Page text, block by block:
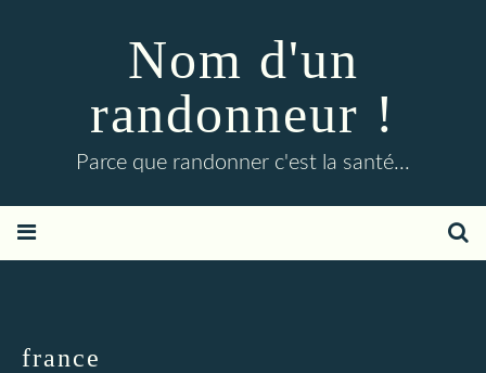
Nom d'un
randonneur !
Parce que randonner c'est la santé...
france